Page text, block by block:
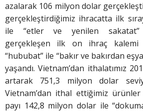
azalarak 106 milyon dolar
gerçekleştirdiğimiz ihracatta ilk
ile “etler ve yenilen sakatat”
gerçekleşen ilk on ihraç kalemi
“hububat” ile “bakır ve bakırdan
yaşandı. Vietnam’dan ithalatımız
artarak 751,3 milyon dolar
Vietnam’dan ithal ettiğimiz
payı 142,8 milyon dolar ile